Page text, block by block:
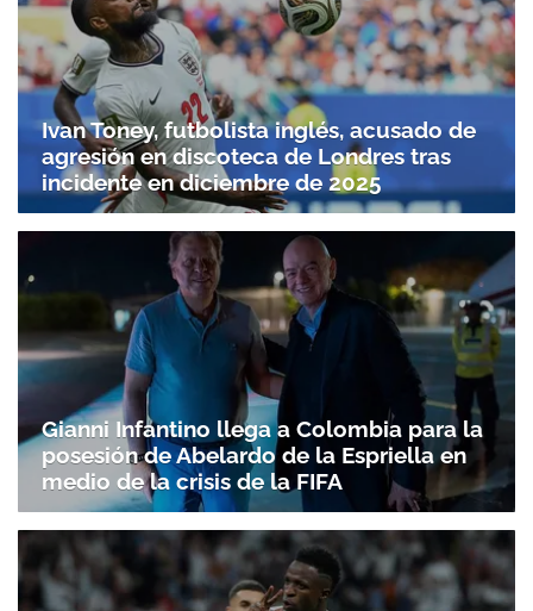
Ivan Toney, futbolista inglés, acusado de
agresión en discoteca de Londres tras
incidente en diciembre de 2025
Gianni Infantino llega a Colombia para la
posesión de Abelardo de la Espriella en
medio de la crisis de la FIFA